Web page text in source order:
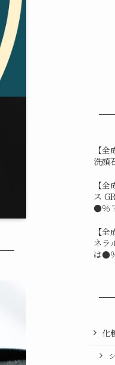
【
洗顔
【
ス
●％
【
ネラ
は●
化